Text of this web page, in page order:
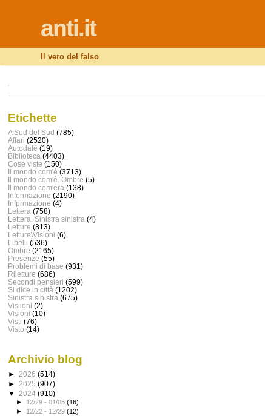
anti.it
Il vero del falso
Etichette
A Sud del Sud (785)
Affari (2520)
Autodafé (19)
Biblioteca (4403)
Cose viste (150)
Il mondo com'è (3713)
Il mondo com'è. Ombre (5)
Il mondo com'era (138)
Informazione (2190)
Infprmazione (4)
Lettera (758)
Lettera. Sinistra sinistra (4)
Letture (813)
Letture\Visioni (6)
Libelli (536)
Ombre (2165)
Presenze (55)
Problemi di base (931)
Riletture (686)
Secondi pensieri (599)
Si dice in città (1202)
Sinistra sinistra (675)
Visiioni (2)
Visioni (10)
Visti (76)
Visto (14)
Archivio blog
► 2026 (514)
► 2025 (907)
▼ 2024 (910)
► 12/29 - 01/05(16)
► 12/22 - 12/29(12)